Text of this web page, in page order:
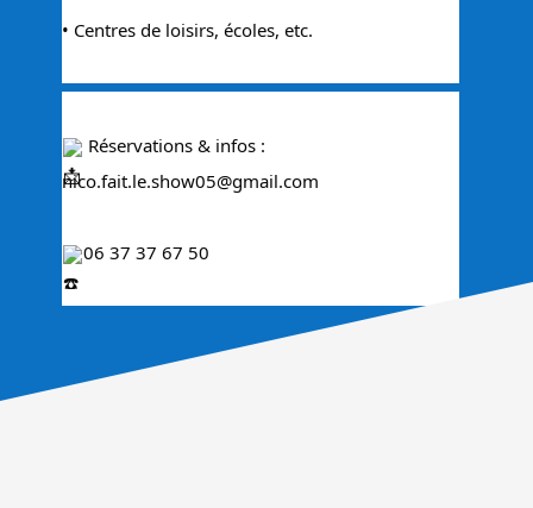
• Centres de loisirs, écoles, etc.
Réservations & infos :
nico.fait.le.show05@gmail.com
06 37 37 67 50